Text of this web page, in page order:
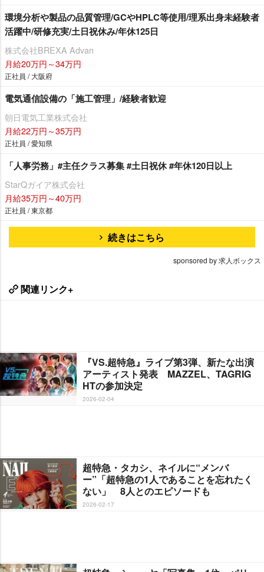
環境分析や製品の品質管理/GCやHPLC等使用/理系出身未経験者
活躍中/研修充実/土日祝休み/年休125日
株式会社BREXA Advan
月給20万円～34万円
正社員 / 大阪府
電気通信設備の「施工管理」/経験者歓迎
朝日電気工業株式会社
月給22万円～35万円
正社員 / 愛知県
「人事労務」#主任クラス募集 #土日祝休 #年休120日以上
StarQガイア株式会社
月給35万円～40万円
正社員 / 東京都
続きはこちら
sponsored by 求人ボックス
関連リンク+
『VS.超特急』ライブ第3弾、新たな出演
アーティスト発表 MAZZEL、TAGRIG
HTの参加決定
2026-02-04
超特急・タカシ、ネイルに“メンバ
ー”「超特急の1人であることを忘れたく
ない」 8人とのエピソードも
2026-02-17